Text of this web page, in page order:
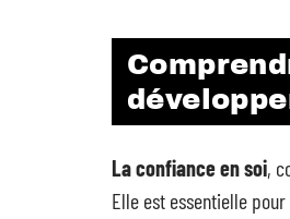
La confiance en soi,
Elle est essentielle